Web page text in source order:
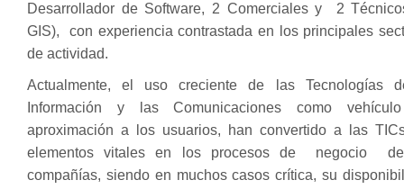
Desarrollador de Software, 2 Comerciales y 2
GIS), con experiencia contrastada en los principales
de actividad.
Actualmente, el uso creciente de las Tecnologías
Información y las Comunicaciones como
aproximación a los usuarios, han convertido a las
elementos vitales en los procesos de negocio
compañías, siendo en muchos casos crítica, su